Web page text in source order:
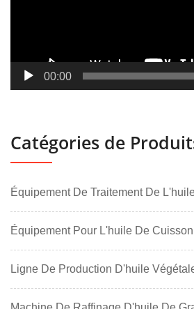
00:00
Catégories de
Équipement De Traitement De
Équipement Pour L'huile De Cuisson
Ligne De Production D'huile